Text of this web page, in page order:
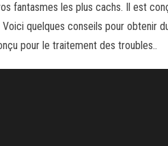
fantasmes les plus cachs. Il est
quelques conseils pour obtenir
pour le traitement des troubles..